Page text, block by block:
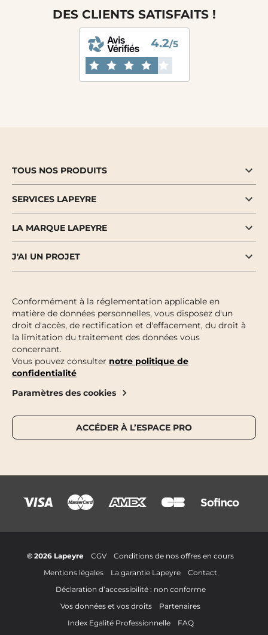
DES CLIENTS SATISFAITS !
4.2/5
TOUS NOS PRODUITS
SERVICES LAPEYRE
LA MARQUE LAPEYRE
J'AI UN PROJET
Conformément à la réglementation applicable en
matière de données personnelles, vous disposez d'un
droit d'accès, de rectification et d'effacement, du droit à
la limitation du traitement des données vous
concernant.
Vous pouvez consulter notre politique de
confidentialité
Paramètres des cookies
ACCÉDER À L’ESPACE PRO
© 2026 Lapeyre CGV
Conditions de nos offres en cours
Mentions légales
La garantie Lapeyre
Contact
Déclaration d’accessibilité : non conforme
Vos données et vos droits
Partenaires
Index Egalité Professionnelle
FAQ